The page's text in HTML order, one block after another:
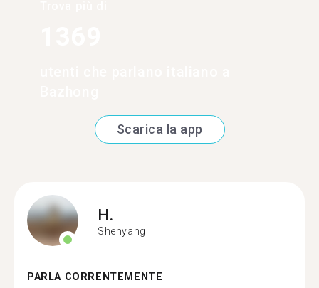
Scarica la app
H.
Shenyang
PARLA CORRENTEMENTE